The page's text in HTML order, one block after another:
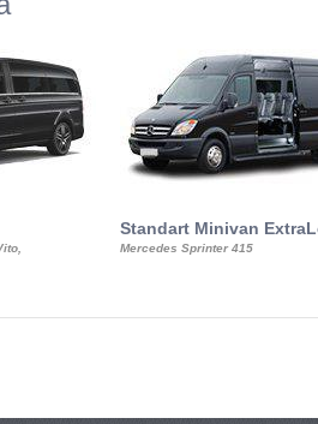
Standart Minivan
Mercedes Sprinter 415